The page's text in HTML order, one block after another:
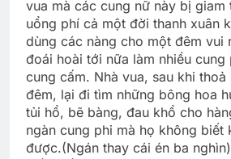
vua mà các cung nữ này bị giam
uổng phí cả một đời thanh xuân
dùng các nàng cho một đêm vui
đoái hoài tới nữa làm nhiều
cung cấm. Nhà vua, sau khi thoả
đêm, lại đi tìm những bông hoa
tủi hổ, bẽ bàng, đau khổ cho
ngàn cung phi mà họ không biết
được.(Ngán thay cái én ba